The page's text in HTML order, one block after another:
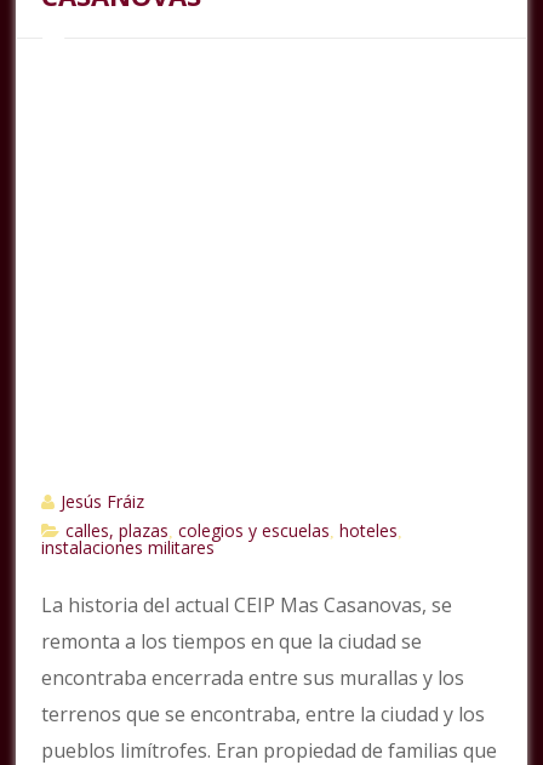
Jesús Fráiz
calles, plazas
,colegios y escuelas hoteles
instalaciones militares
La historia del actual CEIP Mas Casanovas, se
remonta a los tiempos en que la ciudad se
encontraba encerrada entre sus murallas y los
terrenos que se encontraba, entre la ciudad y los
pueblos limítrofes. Eran propiedad de familias que